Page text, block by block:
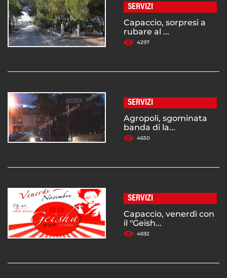
SERVIZI
Capaccio, sorpresi a
rubare al ...
4297
SERVIZI
Agropoli, sgominata
banda di la...
4650
SERVIZI
Capaccio, venerdì con
il "Geish...
4692